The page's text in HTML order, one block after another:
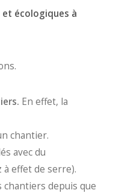
écologiques à
En effet, la
chantier.
avec du
à effet de serre).
depuis que